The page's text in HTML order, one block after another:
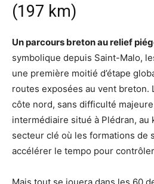
(197 km)
Un parcours breton au relief
symbolique depuis Saint-Malo,
une première moitié d’étape
routes exposées au vent breton.
côte nord, sans difficulté majeure
intermédiaire situé à Plédran, au
secteur clé où les formations de
accélérer le tempo pour
Mais tout se jouera dans les 60